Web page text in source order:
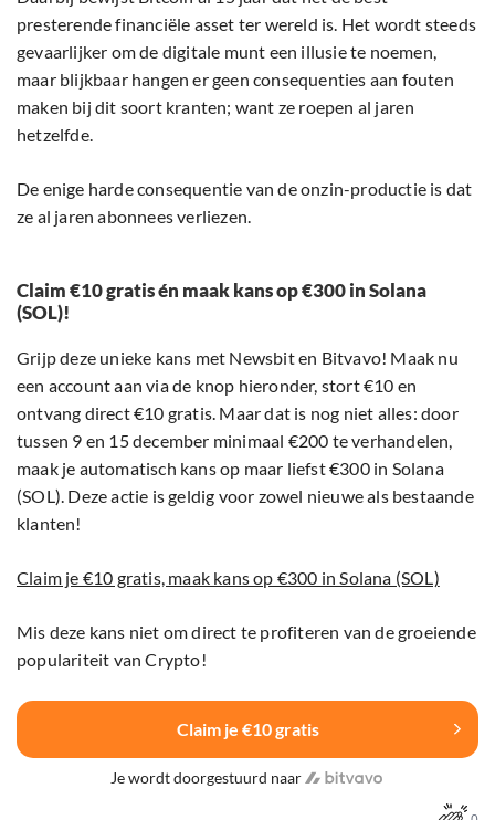
presterende financiële asset ter wereld is. Het wordt steeds
gevaarlijker om de digitale munt een illusie te noemen,
maar blijkbaar hangen er geen consequenties aan fouten
maken bij dit soort kranten; want ze roepen al jaren
hetzelfde.
De enige harde consequentie van de onzin-productie is dat
ze al jaren abonnees verliezen.
Claim €10 gratis én maak kans op €300 in Solana
(SOL)!
Grijp deze unieke kans met Newsbit en Bitvavo! Maak nu
een account aan via de knop hieronder, stort €10 en
ontvang direct €10 gratis. Maar dat is nog niet alles: door
tussen 9 en 15 december minimaal €200 te verhandelen,
maak je automatisch kans op maar liefst €300 in Solana
(SOL). Deze actie is geldig voor zowel nieuwe als bestaande
klanten!
Claim je €10 gratis, maak kans op €300 in Solana (SOL)
Mis deze kans niet om direct te profiteren van de groeiende
populariteit van Crypto!
Claim je €10 gratis
Je wordt doorgestuurd naar